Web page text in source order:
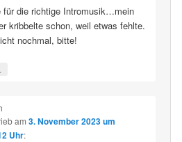
für die richtige Intromusik…mein
kribbelte schon, weil etwas fehlte.
nochmal, bitte!
am 3. November 2023 um
Uhr: